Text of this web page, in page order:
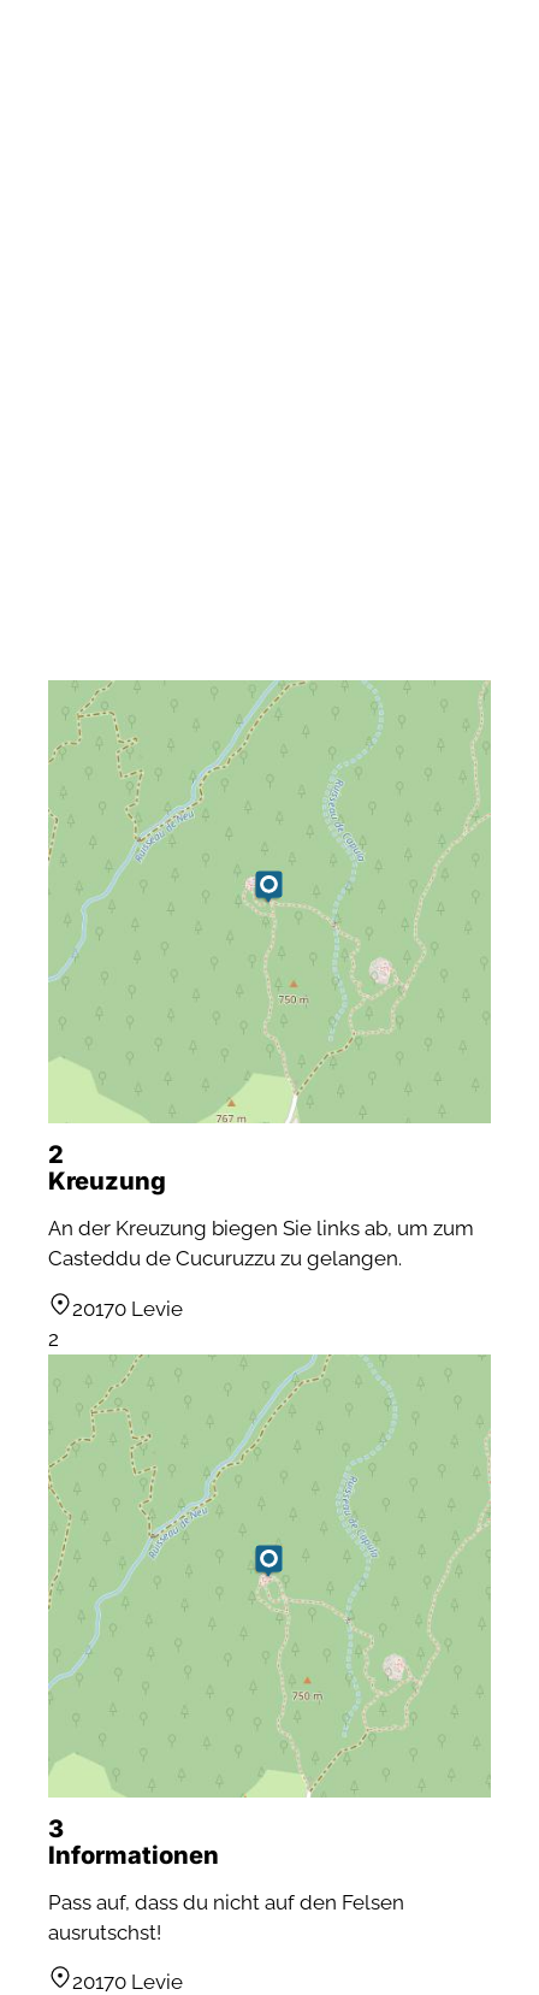
2
Kreuzung
An der Kreuzung biegen Sie links ab, um zum
Casteddu de Cucuruzzu zu gelangen.
20170 Levie
2
3
Informationen
Pass auf, dass du nicht auf den Felsen
ausrutschst!
20170 Levie